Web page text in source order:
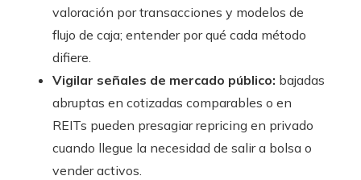
valoración por transacciones y modelos de
flujo de caja; entender por qué cada método
difiere.
Vigilar señales de mercado público: bajadas
abruptas en cotizadas comparables o en
REITs pueden presagiar repricing en privado
cuando llegue la necesidad de salir a bolsa o
vender activos.